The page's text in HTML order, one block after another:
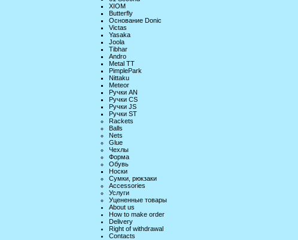
XIOM
Butterfly
Основание Donic
Victas
Yasaka
Joola
Tibhar
Andro
Metal TT
PimplePark
Nittaku
Meteor
Ручки AN
Ручки CS
Ручки JS
Ручки ST
Rackets
Balls
Nets
Glue
Чехлы
Форма
Обувь
Носки
Сумки, рюкзаки
Accessories
Услуги
Уцененные товары
About us
How to make order
Delivery
Right of withdrawal
Contacts